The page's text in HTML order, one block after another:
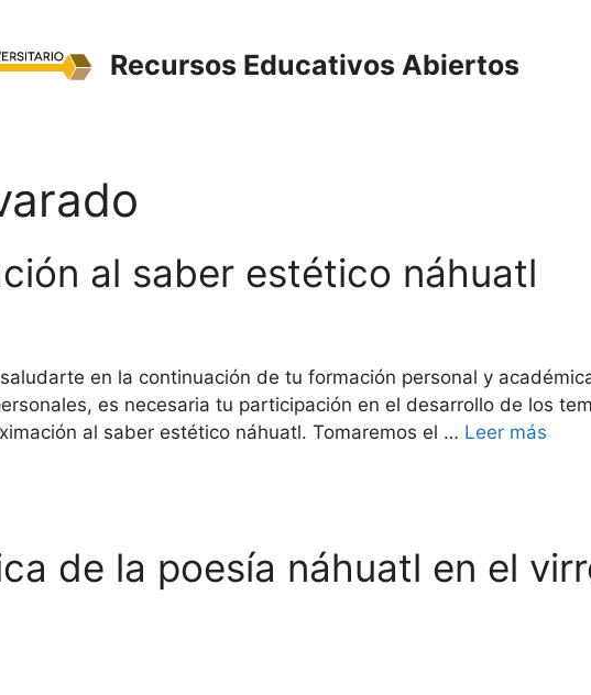
Recursos Educativos Abiertos
al saber estético náhuatl
en la continuación de tu formación personal y
es necesaria tu participación en el desarrollo de los
al saber estético náhuatl. Tomaremos el … Leer más
de la poesía náhuatl en el